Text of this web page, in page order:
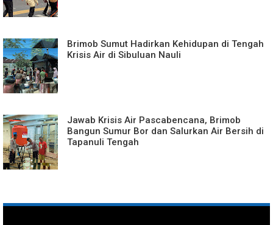
Brimob Sumut Hadirkan Kehidupan di Tengah
Krisis Air di Sibuluan Nauli
Jawab Krisis Air Pascabencana, Brimob
Bangun Sumur Bor dan Salurkan Air Bersih di
Tapanuli Tengah